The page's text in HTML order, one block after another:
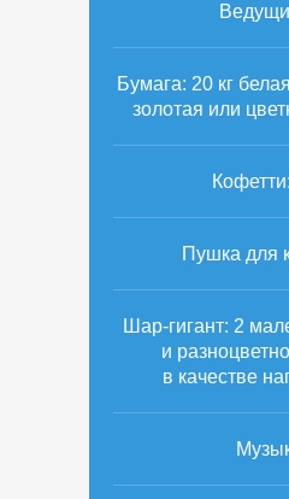
Бумага: 20 кг
золотая или
Пушка для
Шар-гигант: 2
и
в качестве